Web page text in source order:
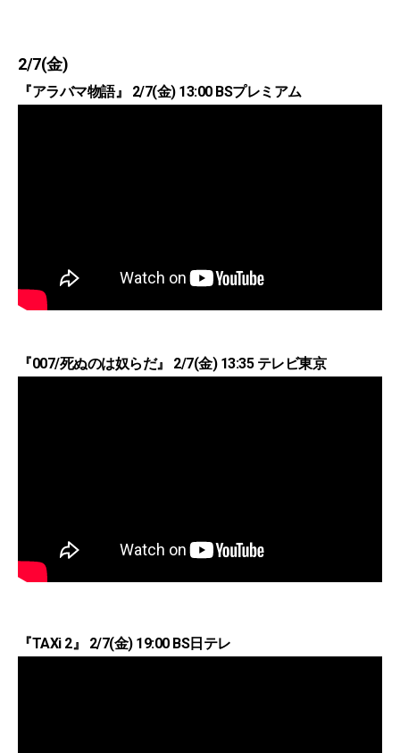
2/7(金)
『アラバマ物語』 2/7(金) 13:00 BSプレミアム
『007/死ぬのは奴らだ』 2/7(金) 13:35 テレビ東京
『TAXi 2』 2/7(金) 19:00 BS日テレ